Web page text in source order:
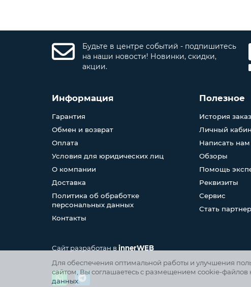
Для обеспечения оптимальной работы и улучшения
сайтом, Вы соглашаетесь с размещением cookie-файлов
данных.
Будьте в центре событий - подпишитесь
на наши новости! Новинки, скидки,
акции.
Информация
Гарантия
Обмен и возврат
Оплата
Условия для юридических лиц
О компании
Доставка
Политика об обработке
персональных данных
Контакты
Полезное
История
Личный
Написать нам
Обзоры
Помощь
Реквизиты
Сервис
Стать
Сайт разработан вinnerWEB